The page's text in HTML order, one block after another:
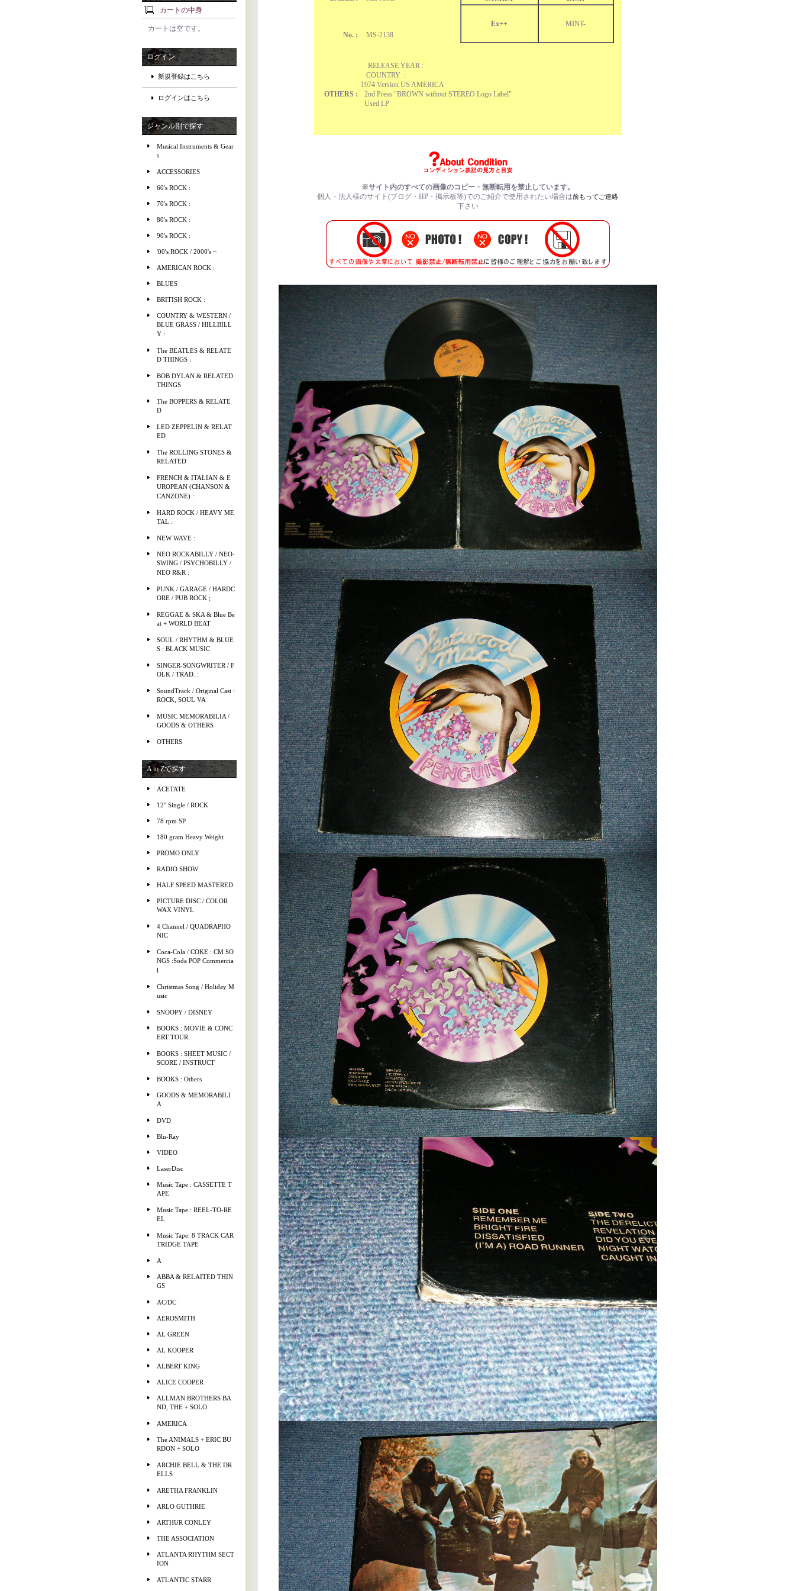
カートの中身
カートは空です。
ログイン
新規登録はこちら
ログインはこちら
ジャンル別で探す
Musical Instruments & Gear
s
ACCESSORIES
60's ROCK :
70's ROCK :
80's ROCK :
90's ROCK :
'00's ROCK / 2000's ~
AMERICAN ROCK :
BLUES
BRITISH ROCK :
COUNTRY & WESTERN /
BLUE GRASS / HILLBILL
Y :
The BEATLES & RELATE
D THINGS :
BOB DYLAN & RELATED
THINGS
The BOPPERS & RELATE
D
LED ZEPPELIN & RELAT
ED
The ROLLING STONES &
RELATED
FRENCH & ITALIAN & E
UROPEAN (CHANSON &
CANZONE) :
HARD ROCK / HEAVY ME
TAL :
NEW WAVE :
NEO ROCKABILLY / NEO-
SWING / PSYCHOBILLY /
NEO R&R :
PUNK / GARAGE / HARDC
ORE / PUB ROCK ;
REGGAE & SKA & Blue Be
at + WORLD BEAT
SOUL / RHYTHM & BLUE
S : BLACK MUSIC
SINGER-SONGWRITER / F
OLK / TRAD. :
SoundTrack / Original Cast :
ROCK, SOUL VA
MUSIC MEMORABILIA /
GOODS & OTHERS
OTHERS
A to Zで探す
ACETATE
12" Single / ROCK
78 rpm SP
180 gram Heavy Weight
PROMO ONLY
RADIO SHOW
HALF SPEED MASTERED
PICTURE DISC / COLOR
WAX VINYL
4 Channel / QUADRAPHO
NIC
Coca-Cola / COKE : CM SO
NGS :Soda POP Commercia
l
Christmas Song / Holiday M
usic
SNOOPY / DISNEY
BOOKS : MOVIE & CONC
ERT TOUR
BOOKS : SHEET MUSIC /
SCORE / INSTRUCT
BOOKS : Others
GOODS & MEMORABILI
A
DVD
Blu-Ray
VIDEO
LaserDisc
Music Tape : CASSETTE T
APE
Music Tape : REEL-TO-RE
EL
Music Tape: 8 TRACK CAR
TRIDGE TAPE
A
ABBA & RELAITED THIN
GS
AC/DC
AEROSMITH
AL GREEN
AL KOOPER
ALBERT KING
ALICE COOPER
ALLMAN BROTHERS BA
ND, THE + SOLO
AMERICA
The ANIMALS + ERIC BU
RDON + SOLO
ARCHIE BELL & THE DR
ELLS
ARETHA FRANKLIN
ARLO GUTHRIE
ARTHUR CONLEY
THE ASSOCIATION
ATLANTA RHYTHM SECT
ION
ATLANTIC STARR
Ex++
MINT-
No. :
MS-2138
OTHERS :
RELEASE YEAR :
COUNTRY :
1974 Version US AMERICA
2nd Press "BROWN without STEREO Logo Label"
Used LP
※サイト内のすべての画像のコピー・無断転用を禁止しています。
個人・法人様のサイト(ブログ・HP・掲示板等)でのご紹介で使用されたい場合は前もってご連絡
下さい